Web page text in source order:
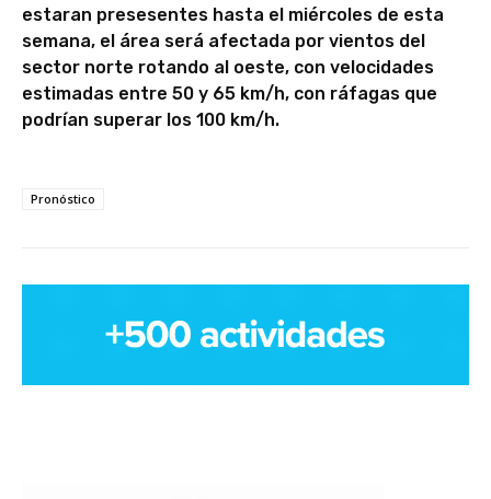
estaran presesentes hasta el miércoles de esta
semana, el área será afectada por vientos del
sector norte rotando al oeste, con velocidades
estimadas entre 50 y 65 km/h, con ráfagas que
podrían superar los 100 km/h.
Pronóstico